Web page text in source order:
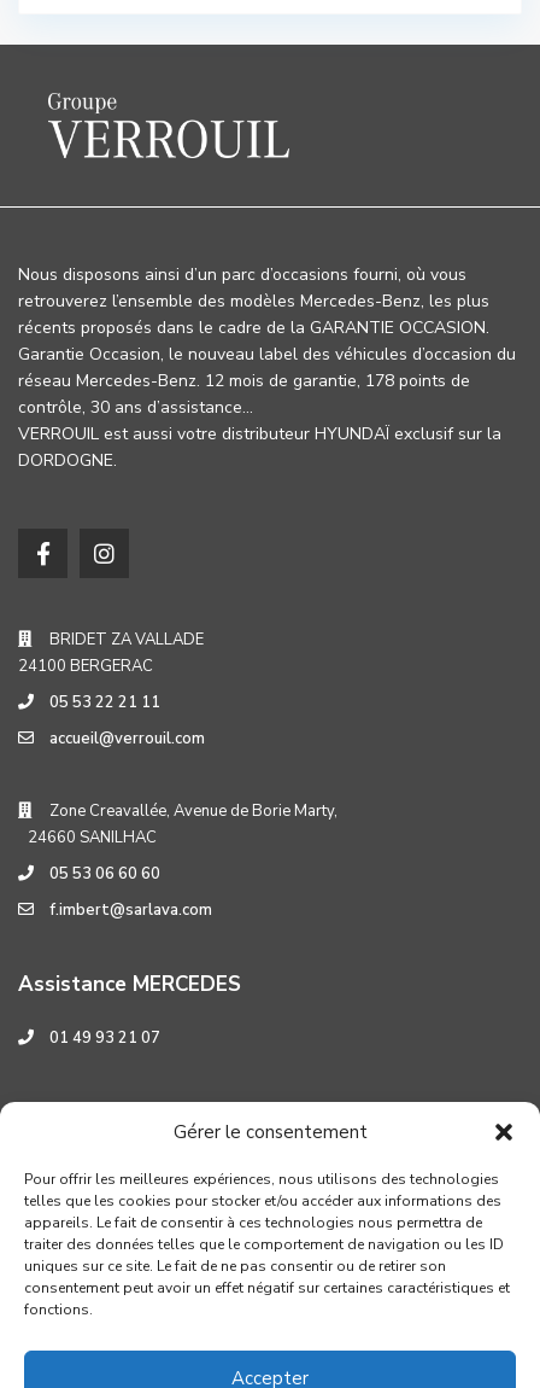
Gérer le consentement
Pour offrir les meilleures expériences, nous utilisons des technologies
telles que les cookies pour stocker et/ou accéder aux informations des
appareils. Le fait de consentir à ces technologies nous permettra de
traiter des données telles que le comportement de navigation ou les ID
uniques sur ce site. Le fait de ne pas consentir ou de retirer son
consentement peut avoir un effet négatif sur certaines caractéristiques et
fonctions.
Accepter
Nous disposons ainsi d’un parc d’occasions fourni, où vous
retrouverez l’ensemble des modèles Mercedes-Benz, les plus
récents proposés dans le cadre de la GARANTIE OCCASION.
Garantie Occasion, le nouveau label des véhicules d’occasion du
réseau Mercedes-Benz. 12 mois de garantie, 178 points de
contrôle, 30 ans d’assistance…
VERROUIL est aussi votre distributeur HYUNDAÏ exclusif sur la
DORDOGNE.
BRIDET ZA VALLADE
24100 BERGERAC
05 53 22 21 11
accueil@verrouil.com
Zone Creavallée, Avenue de Borie Marty,
24660 SANILHAC
05 53 06 60 60
f.imbert@sarlava.com
Assistance MERCEDES
01 49 93 21 07